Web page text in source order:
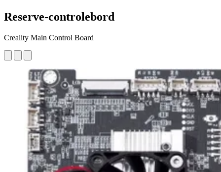
Reserve-controlebord
Creality Main Control Board